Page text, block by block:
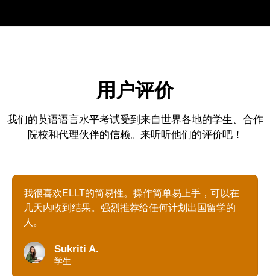
用户评价
我们的英语语言水平考试受到来自世界各地的学生、合作
院校和代理伙伴的信赖。来听听他们的评价吧！
我很喜欢ELLT的简易性。操作简单易上手，可以在
几天内收到结果。强烈推荐给任何计划出国留学的
人。
Sukriti A.
学生